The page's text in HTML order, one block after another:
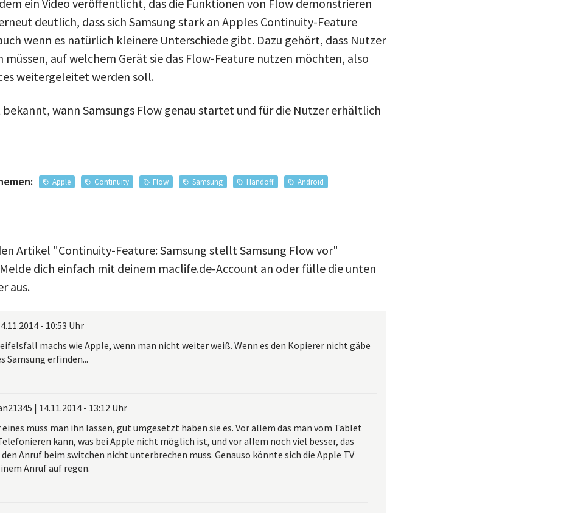
ein Video veröffentlicht, das die Funktionen von Flow demonstrieren
deutlich, dass sich Samsung stark an Apples Continuity-Feature
wenn es natürlich kleinere Unterschiede gibt. Dazu gehört, dass Nutzer
müssen, auf welchem Gerät sie das Flow-Feature nutzen möchten, also
weitergeleitet werden soll.
bekannt, wann Samsungs Flow genau startet und für die Nutzer erhältlich
Apple Continuity Flow Samsung Handoff Android
Artikel "Continuity-Feature: Samsung stellt Samsung Flow vor"
dich einfach mit deinem maclife.de-Account an oder fülle die unten
aus.
- 10:53 Uhr
machs wie Apple, wenn man nicht weiter weiß. Wenn es den Kopierer nicht gäbe
Samsung erfinden...
| 14.11.2014 - 13:12 Uhr
eines muss man ihn lassen, gut umgesetzt haben sie es. Vor allem das man vom Tablet
kann, was bei Apple nicht möglich ist, und vor allem noch viel besser, das
Anruf beim switchen nicht unterbrechen muss. Genauso könnte sich die Apple TV
Anruf auf regen.